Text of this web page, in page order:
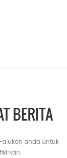
BERITA
alukan anda untuk